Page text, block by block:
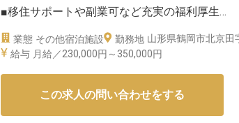
■移住サポートや副業可など充実の福利厚生
■経理・総務・労務の幅広い業務で成長を実感
山形県鶴岡市の豊かな自然に囲まれた、水田
業態 その他宿泊施設 勤務地 山形県鶴岡市北京田
給与 月給／230,000円～ 350,000円
この求人の問い合わせをする